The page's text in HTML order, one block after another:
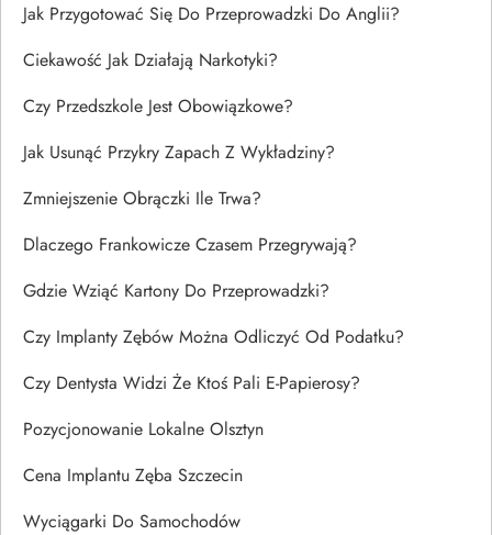
Jak Przygotować Się Do Przeprowadzki Do Anglii?
Ciekawość Jak Działają Narkotyki?
Czy Przedszkole Jest Obowiązkowe?
Jak Usunąć Przykry Zapach Z Wykładziny?
Zmniejszenie Obrączki Ile Trwa?
Dlaczego Frankowicze Czasem Przegrywają?
Gdzie Wziąć Kartony Do Przeprowadzki?
Czy Implanty Zębów Można Odliczyć Od Podatku?
Czy Dentysta Widzi Że Ktoś Pali E-Papierosy?
Pozycjonowanie Lokalne Olsztyn
Cena Implantu Zęba Szczecin
Wyciągarki Do Samochodów